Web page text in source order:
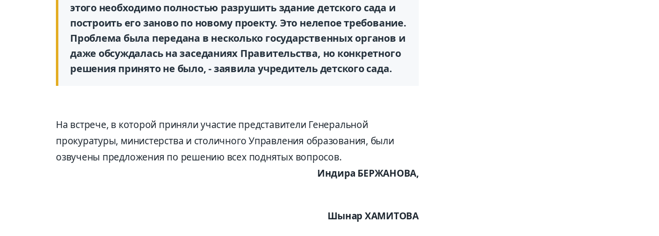
этого необходимо полностью разрушить здание детского сада и
построить его заново по новому проекту. Это нелепое требование.
Проблема была передана в несколько государственных органов и
даже обсуждалась на заседаниях Правительства, но конкретного
решения принято не было, - заявила учредитель детского сада.
На встрече, в которой приняли участие представители Генеральной
прокуратуры, министерства и столичного Управления образования, были
озвучены предложения по решению всех поднятых вопросов.
Индира БЕРЖАНОВА,
Шынар ХАМИТОВА